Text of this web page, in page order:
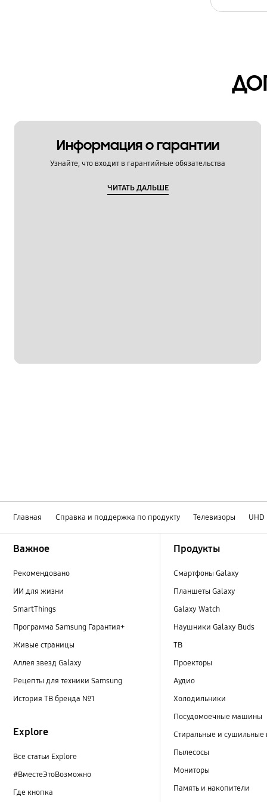
Информация о гарантии
Узнайте, что входит в гарантийные обязательства
ЧИТАТЬ ДАЛЬШЕ
Главная Справка и поддержка по продукту Телевизоры UHD
Важное
Рекомендовано
ИИ для жизни
SmartThings
Программа Samsung Гарантия+
Живые страницы
Аллея звезд Galaxy
Рецепты для техники Samsung
История ТВ бренда №1
Explore
Все статьи Explore
#ВместеЭтоВозможно
Где кнопка
Продукты
Смартфоны Galaxy
Планшеты Galaxy
Galaxy Watch
Наушники Galaxy Buds
ТВ
Проекторы
Аудио
Холодильники
Посудомоечные машины
Стиральные и
Пылесосы
Мониторы
Память и накопители